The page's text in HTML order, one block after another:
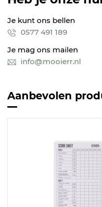
Je kunt ons bellen
0577 491 189
Je mag ons mailen
info@mooierr.nl
Aanbevolen